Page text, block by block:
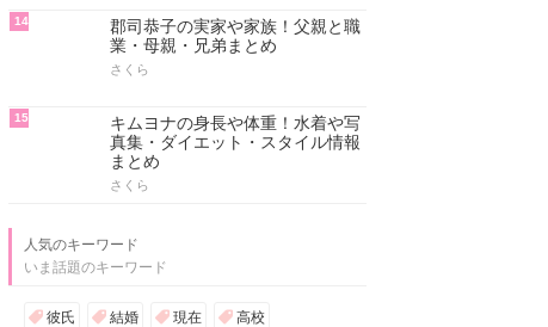
14
郡司恭子の実家や家族！父親と職
業・母親・兄弟まとめ
さくら
15
キムヨナの身長や体重！水着や写
真集・ダイエット・スタイル情報
まとめ
さくら
人気のキーワード
いま話題のキーワード
彼氏 結婚 現在 高校